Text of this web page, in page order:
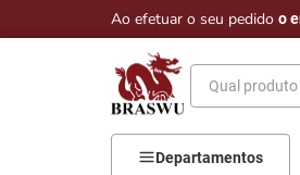
Ao efetuar o seu pedido o
Qual produto
Departamentos